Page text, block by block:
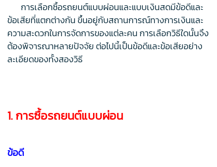
การเลือกซื้อรถยนต์แบบผ่อนและแบบเงินสดมีข้อดีและ
ข้อเสียที่แตกต่างกัน ขึ้นอยู่กับสถานการณ์ทางการเงินและ
ความสะดวกในการจัดการของแต่ละคน การเลือกวิธีใดนั้นจึง
ต้องพิจารณาหลายปัจจัย ต่อไปนี้เป็นข้อดีและข้อเสียอย่าง
ละเอียดของทั้งสองวิธี
1. การซื้อรถยนต์แบบผ่อน
ข้อดี